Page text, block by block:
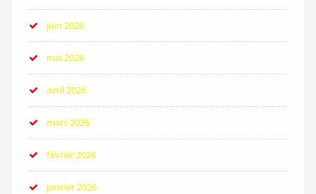
juin 2026
mai 2026
avril 2026
mars 2026
février 2026
janvier 2026